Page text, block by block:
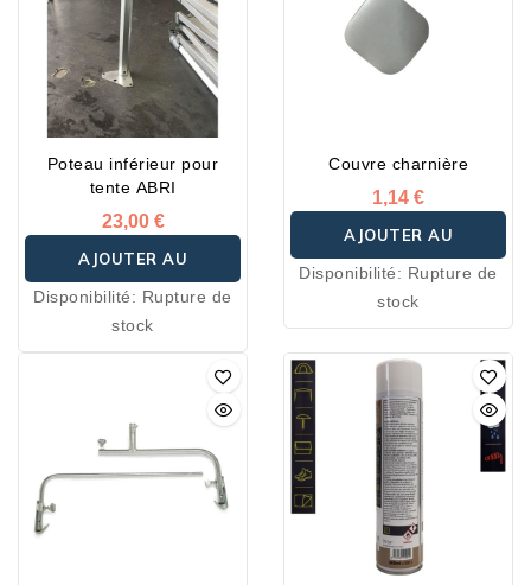
Poteau inférieur pour
tente ABRI
23,00 €
AJOUTER AU
PANIER
Disponibilité: Rupture de
stock
Couvre charnière
1,14 €
AJOUTER AU
PANIER
Disponibilité: Rupture de
stock